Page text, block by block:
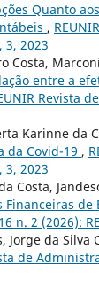
Quanto
,
3, 2023
Costa,
entre a
Revista
Karinne da
da Covid-19 ,
3, 2023
Costa,
de
n. 2 (2026):
Jorge da Silva
de